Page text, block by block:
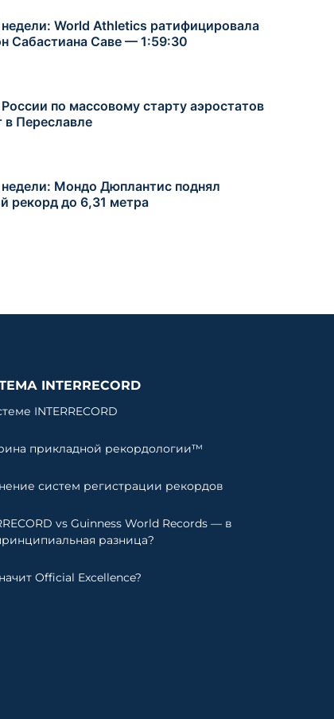
World Athletics ратифицировала
Сабастиана Саве — 1:59:30
по массовому старту аэростатов
в Переславле
Мондо Дюплантис поднял
рекорд до 6,31 метра
INTERRECORD
INTERRECORD
прикладной рекордологии™
систем регистрации рекордов
vs Guinness World Records — в
разница?
Official Excellence?